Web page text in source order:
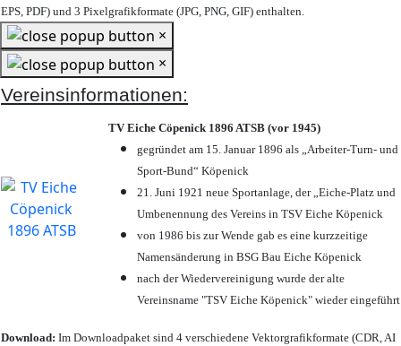
EPS, PDF) und 3 Pixelgrafikformate (JPG, PNG, GIF) enthalten.
×
×
Vereinsinformationen:
TV Eiche Cöpenick 1896 ATSB (vor 1945)
gegründet am 15. Januar 1896 als „Arbeiter-Turn- und
Sport-Bund“ Köpenick
21. Juni 1921 neue Sportanlage, der „Eiche-Platz und
Umbenennung des Vereins in TSV Eiche Köpenick
von 1986 bis zur Wende gab es eine kurzzeitige
Namensänderung in BSG Bau Eiche Köpenick
nach der Wiedervereinigung wurde der alte
Vereinsname "TSV Eiche Köpenick" wieder eingeführt
Download: Im Downloadpaket sind 4 verschiedene Vektorgrafikformate (CDR, AI